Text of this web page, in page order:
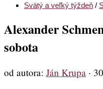
Svätý a veľký týždeň /
Alexander
sobota
od autora: Ján Krupa ·